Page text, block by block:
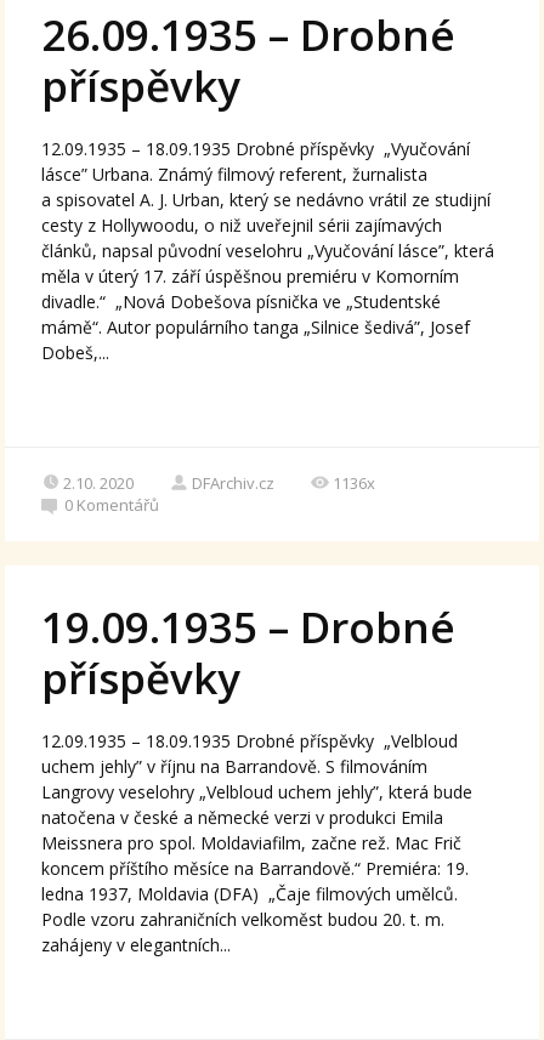
26.09.1935 – Drobné
příspěvky
12.09.1935 – 18.09.1935 Drobné příspěvky „Vyučování
lásce” Urbana. Známý filmový referent, žurnalista
a spisovatel A. J. Urban, který se nedávno vrátil ze studijní
cesty z Hollywoodu, o niž uveřejnil sérii zajímavých
článků, napsal původní veselohru „Vyučování lásce”, která
měla v úterý 17. září úspěšnou premiéru v Komorním
divadle.“ „Nová Dobešova písnička ve „Studentské
mámě“. Autor populárního tanga „Silnice šedivá”, Josef
Dobeš,...
2.10. 2020 DFArchiv.cz
1136x
0 Komentářů
19.09.1935 – Drobné
příspěvky
12.09.1935 – 18.09.1935 Drobné příspěvky „Velbloud
uchem jehly” v říjnu na Barrandově. S filmováním
Langrovy veselohry „Velbloud uchem jehly”, která bude
natočena v české a německé verzi v produkci Emila
Meissnera pro spol. Moldaviafilm, začne rež. Mac Frič
koncem příštího měsíce na Barrandově.“ Premiéra: 19.
ledna 1937, Moldavia (DFA) „Čaje filmových umělců.
Podle vzoru zahraničních velkoměst budou 20. t. m.
zahájeny v elegantních...